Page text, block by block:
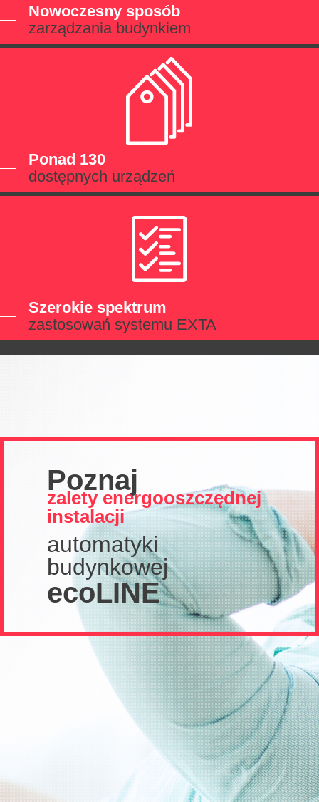
Nowoczesny sposób
zarządzania budynkiem
Ponad 130
dostępnych urządzeń
Szerokie spektrum
zastosowań systemu EXTA
Poznaj
zalety energooszczędnej
instalacji
automatyki
budynkowej
ecoLINE